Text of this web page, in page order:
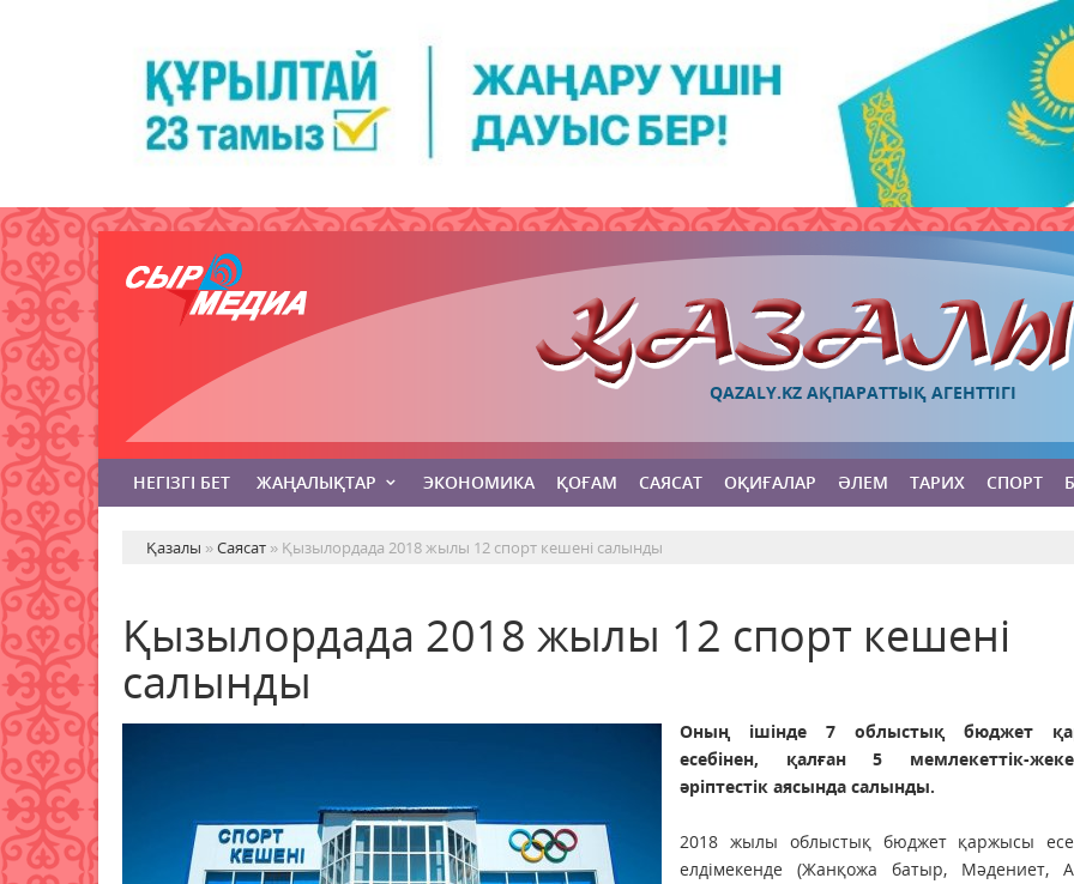
QAZALY.KZ АҚПАРАТТЫҚ АГЕНТТІГІ
НЕГІЗГІ БЕТ ЖАҢАЛЫҚТАР ЭКОНОМИКА ҚОҒАМ САЯСАТ ОҚИҒАЛАР ӘЛЕМ ТАРИХ СПОРТ
Қазалы »Саясат » Қызылордада 2018 жылы 12 спорт кешені салынды
Қызылордада 2018 жылы 12 спорт кешені
салынды
Оның ішінде 7 облыстық бюджет
есебінен, қалған 5 мемлекеттік-
әріптестік аясында салынды.
2018 жылы облыстық бюджет қаржысы
елдімекенде (Жанқожа батыр, Мәдениет,